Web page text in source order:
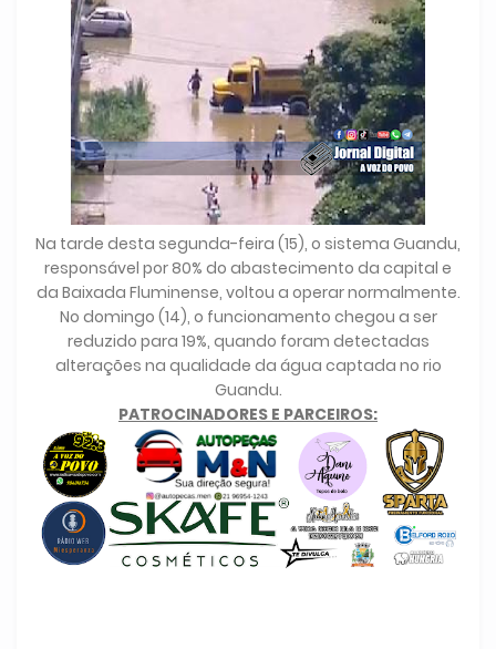
Na tarde desta segunda-feira (15), o sistema Guandu,
responsável por 80% do abastecimento da capital e
da Baixada Fluminense, voltou a operar normalmente.
No domingo (14), o funcionamento chegou a ser
reduzido para 19%, quando foram detectadas
alterações na qualidade da água captada no rio
Guandu.
PATROCINADORES E PARCEIROS: